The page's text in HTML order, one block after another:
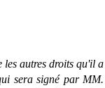
les autres droits qu'il a
sera signé par MM.